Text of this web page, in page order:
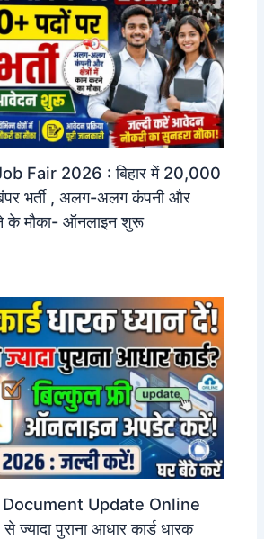
Fair 2026 : बिहार में 20,000
बंपर भर्ती , अलग-अलग कंपनी और
के मौका- ऑनलाइन शुरू
Update Online
पुराना आधार कार्ड धारक